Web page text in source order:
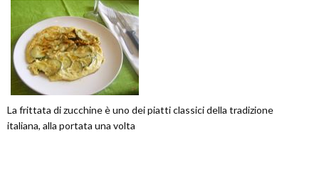
La frittata di zucchine è uno dei piatti classici della tradizione
italiana, alla portata una volta